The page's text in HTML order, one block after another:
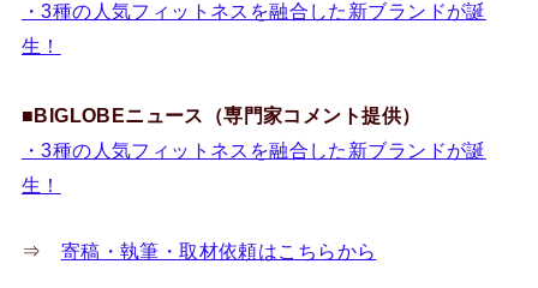
・3種の人気フィットネスを融合した新ブランドが誕
生！
■BIGLOBEニュース（専門家コメント提供）
・3種の人気フィットネスを融合した新ブランドが誕
生！
⇒ 寄稿・執筆・取材依頼はこちらから